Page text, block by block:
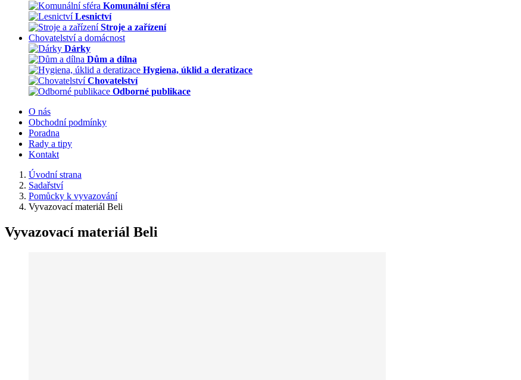
Komunální sféra
Lesnictví
Stroje a zařízení
Chovatelství a domácnost
Dárky
Dům a dílna
Hygiena, úklid a deratizace
Chovatelství
Odborné publikace
O nás
Obchodní podmínky
Poradna
Rady a tipy
Kontakt
Úvodní strana
Sadařství
Pomůcky k vyvazování
Vyvazovací materiál Beli
Vyvazovací materiál Beli